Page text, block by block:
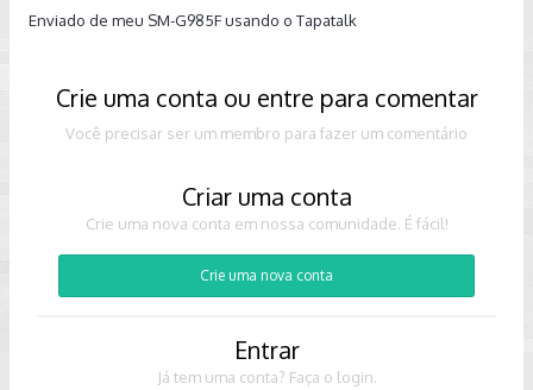
Enviado de meu SM-G985F usando o Tapatalk
Crie uma conta ou entre para comentar
Você precisar ser um membro para fazer um comentário
Criar uma conta
Crie uma nova conta em nossa comunidade. É fácil!
Crie uma nova conta
Entrar
Já tem uma conta? Faça o login.